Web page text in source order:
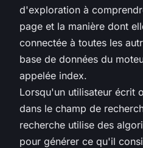
d'exploration à
page et la manière dont
connectée à toutes les
base de données du
appelée index.
Lorsqu'un utilisateur écrit
dans le champ de
recherche utilise des
pour générer ce qu'il